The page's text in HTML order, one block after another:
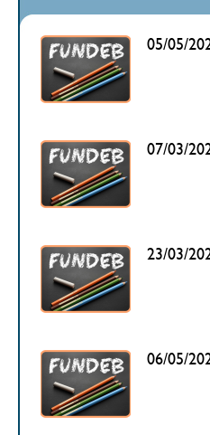
05/05/
07/03/
23/03/
06/05/